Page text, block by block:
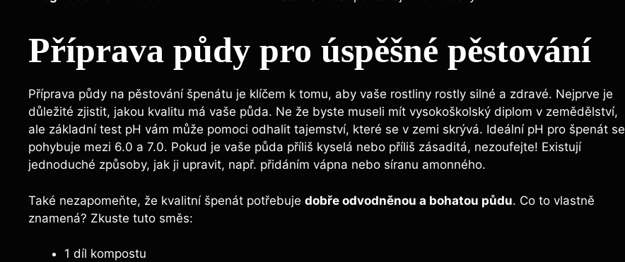
Příprava půdy pro úspěšné pěstování
Příprava půdy na pěstování špenátu je klíčem k tomu, aby vaše rostliny rostly silné a zdravé. Nejprve je
důležité zjistit, jakou kvalitu má vaše půda. Ne že byste museli mít vysokoškolský diplom v zemědělství,
ale základní test pH vám může pomoci odhalit tajemství, které se v zemi skrývá. Ideální pH pro špenát se
pohybuje mezi 6.0 a 7.0. Pokud je vaše půda příliš kyselá nebo příliš zásaditá, nezoufejte! Existují
jednoduché způsoby, jak ji upravit, např. přidáním vápna nebo síranu amonného.
Také nezapomeňte, že kvalitní špenát potřebuje dobře odvodněnou a bohatou půdu. Co to vlastně
znamená? Zkuste tuto směs:
1 díl kompostu